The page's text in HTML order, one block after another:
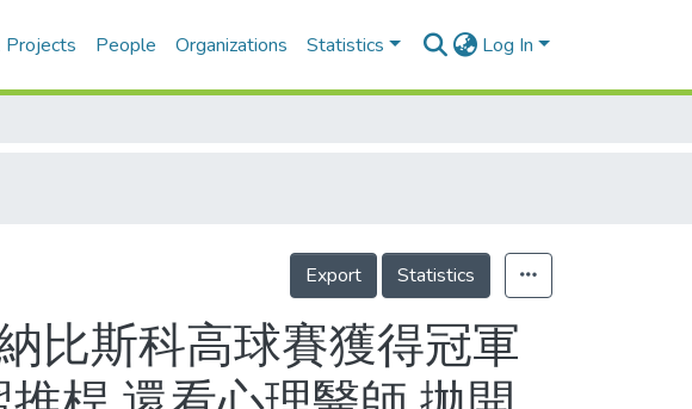
Projects People Organizations Statistics Log In
Export Statistics
比斯科高球賽獲得冠軍